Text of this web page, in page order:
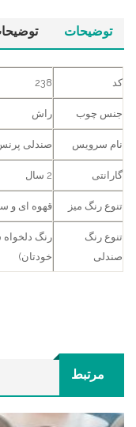
توضیحات
کد 238
جنس چوب راش
نام سرویس صندلی
گارانتی 2 سال
تنوع رنگ میز قهوه ای و
تنوع رنگ
صندلی
رنگ دلخواه
خودتان)
مرتبط